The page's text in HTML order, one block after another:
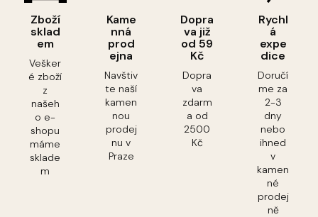
Zboží
sklad
em
Vešker
é zboží
z
našeh
o e-
shopu
máme
sklade
m
Kame
nná
prod
ejna
Navštiv
te naší
kamen
nou
prodej
nu v
Praze
Dopra
va již
od 59
Kč
Dopra
va
zdarm
a od
2500
Kč
Rychl
á
expe
dice
Doručí
me za
2-3
dny
nebo
ihned
v
kamen
né
prodej
ně